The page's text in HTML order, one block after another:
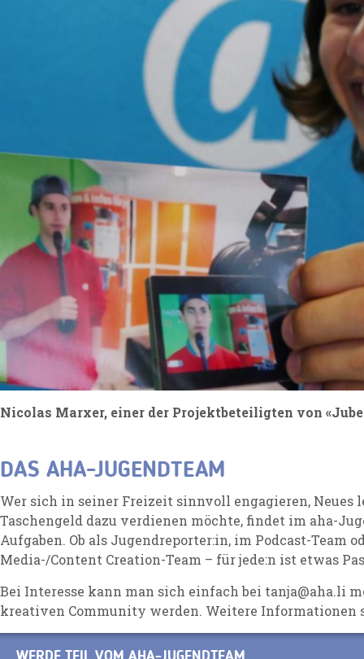
Nicolas Marxer, einer der Projektbeteiligten von
DAS AHA-JUGENDTEAM
Wer sich in seiner Freizeit sinnvoll engagieren, Neues
Taschengeld dazu verdienen möchte, findet im aha-
Aufgaben. Ob als Jugendreporter:in, im Podcast-Team
Media-/Content Creation-Team – für jede:n ist etwas
Bei Interesse kann man sich einfach bei tanja@aha.li
kreativen Community werden. Weitere Informationen